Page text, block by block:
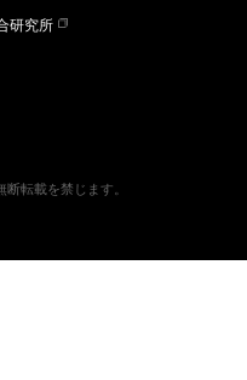
研究所
転載を禁じます。